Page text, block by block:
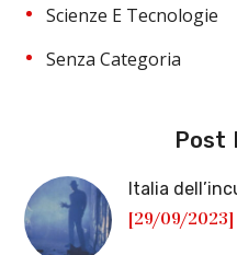
Scienze E Tecnologie
Senza Categoria
Post
Italia
[29/09/2023]